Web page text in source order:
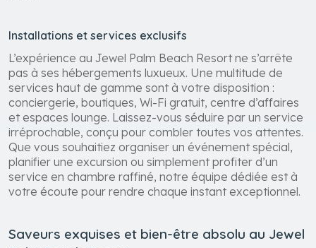
l’eau.
Installations et services exclusifs
L’expérience au Jewel Palm Beach Resort ne s’arrête
pas à ses hébergements luxueux. Une multitude de
services haut de gamme sont à votre disposition :
conciergerie, boutiques, Wi-Fi gratuit, centre d’affaires
et espaces lounge. Laissez-vous séduire par un service
irréprochable, conçu pour combler toutes vos attentes.
Que vous souhaitiez organiser un événement spécial,
votre écoute pour rendre chaque instant exceptionnel.